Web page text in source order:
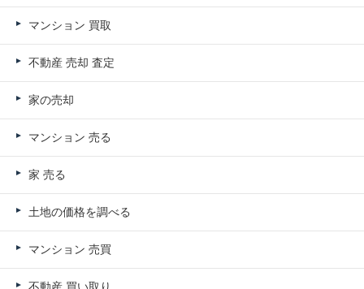
マンション 買取
不動産 売却 査定
家の売却
マンション 売る
家 売る
土地の価格を調べる
マンション 売買